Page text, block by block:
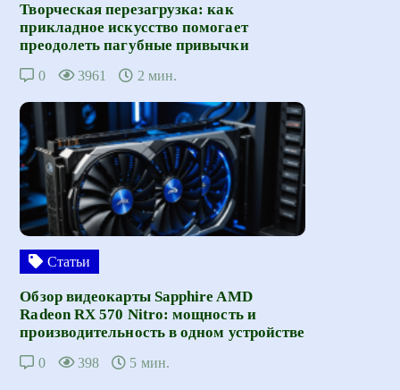
Творческая перезагрузка: как
прикладное искусство помогает
преодолеть пагубные привычки
0 3961 2 мин.
Статьи
Обзор видеокарты Sapphire AMD
Radeon RX 570 Nitro: мощность и
производительность в одном устройстве
0 398 5 мин.